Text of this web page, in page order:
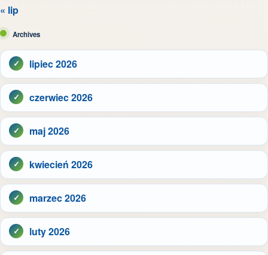
« lip
Archives
lipiec 2026
czerwiec 2026
maj 2026
kwiecień 2026
marzec 2026
luty 2026